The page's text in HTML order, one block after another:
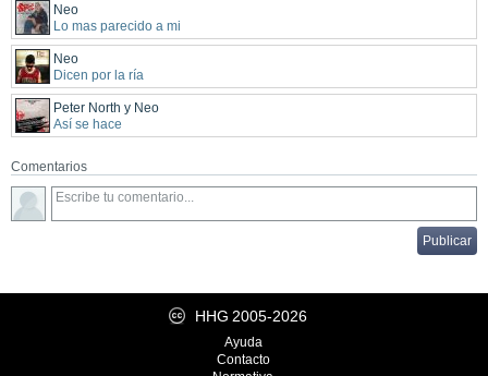
Neo
Lo mas parecido a mi
Neo
Dicen por la ría
Peter North y Neo
Así se hace
Comentarios
HHG 2005-2026
Ayuda
Contacto